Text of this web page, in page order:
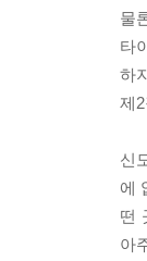
입
입
미
제
기
물
타
하
제
신
에
떤
아